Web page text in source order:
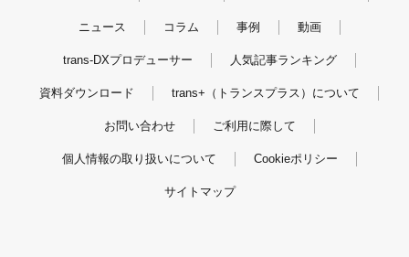
ニュース コラム 事例 動画
trans-DXプロデューサー 人気記事ランキング
資料ダウンロード trans+（トランスプラス）について
お問い合わせ ご利用に際して
個人情報の取り扱いについて Cookieポリシー
サイトマップ